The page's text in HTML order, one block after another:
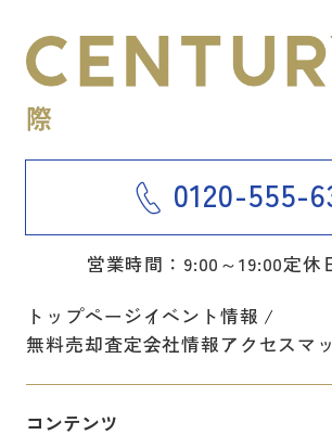
0120-555-
営業時間：9:00～19:00定休
トップページイベント情報
無料売却査定会社情報アクセスマ
コンテンツ